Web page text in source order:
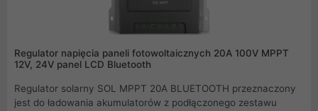
Regulator napięcia paneli fotowoltaicznych 20A 100V MPPT
12V, 24V panel LCD Bluetooth
Regulator solarny SOL MPPT 20A BLUETOOTH przeznaczony
jest do ładowania akumulatorów z podłączonego zestawu